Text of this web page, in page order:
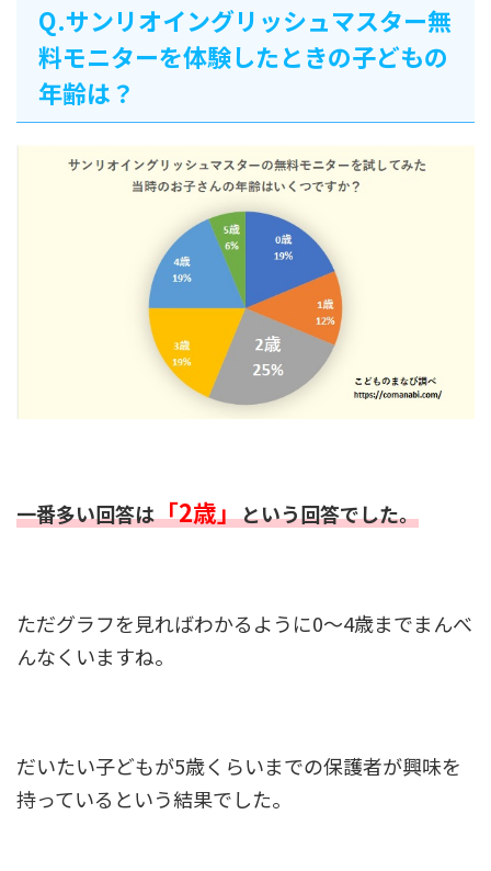
Q.サンリオイングリッシュマスター無
料モニターを体験したときの子どもの
年齢は？
一番多い回答は「2歳」という回答でした。
ただグラフを見ればわかるように0～4歳までまんべ
んなくいますね。
だいたい子どもが5歳くらいまでの保護者が興味を
持っているという結果でした。